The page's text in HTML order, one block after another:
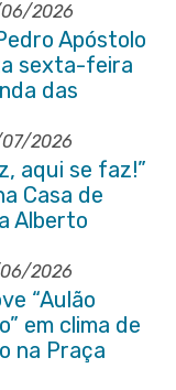
2026
Apóstolo
sexta-feira
das
2026
aqui se faz!”
Casa de
Alberto
2026
“Aulão
em clima de
na Praça
Peixoto